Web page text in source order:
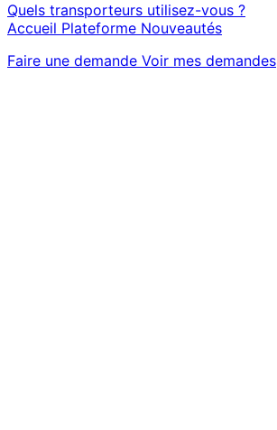
Quels transporteurs utilisez-vous ?
Accueil Plateforme Nouveautés
Faire une demande Voir mes demandes